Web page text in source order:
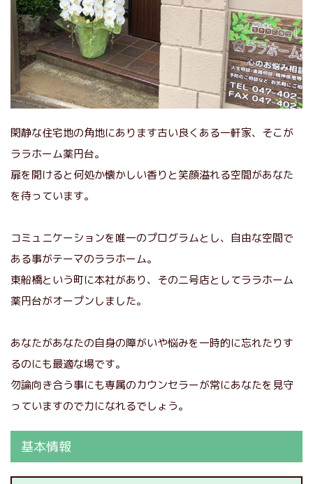
閑静な住宅地の角地にあります古い良くある一軒家、そこが
ララホーム薬円台。
扉を開けると何処か懐かしい香りと笑顔溢れる空間があなた
を待っています。
コミュニケーションを唯一のプログラムとし、自由な空間で
ある事がテーマのララホーム。
東船橋という町に本社があり、その二号店としてララホーム
薬円台がオープンしました。
あなたがあなたの自身の障がいや悩みを一時的に忘れたりす
るのにも最適な場です。
勿論向き合う事にも専属のカウンセラーが常にあなたを見守
っていますので力になれるでしょう。
基本情報